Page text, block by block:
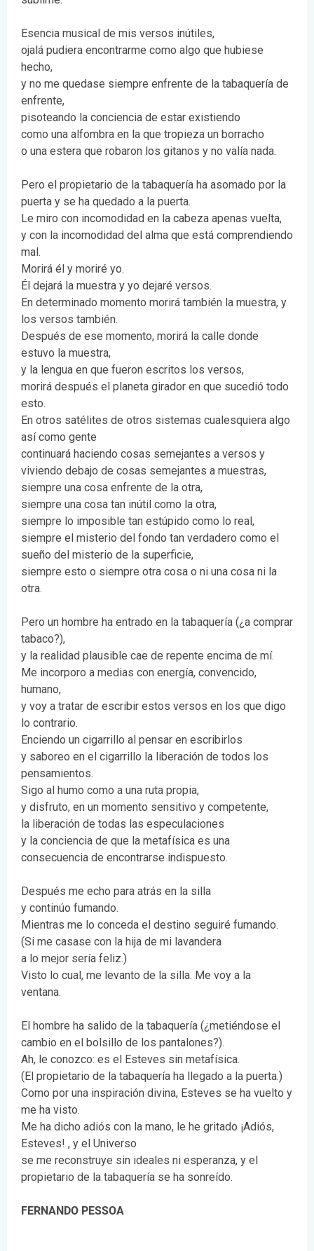
Esencia musical de mis versos inútiles,
ojalá pudiera encontrarme como algo que hubiese
hecho,
y no me quedase siempre enfrente de la tabaquería de
enfrente,
pisoteando la conciencia de estar existiendo
como una alfombra en la que tropieza un borracho
o una estera que robaron los gitanos y no valía nada.
Pero el propietario de la tabaquería ha asomado por la
puerta y se ha quedado a la puerta.
Le miro con incomodidad en la cabeza apenas vuelta,
y con la incomodidad del alma que está comprendiendo
mal.
Morirá él y moriré yo.
Él dejará la muestra y yo dejaré versos.
En determinado momento morirá también la muestra, y
los versos también.
Después de ese momento, morirá la calle donde
estuvo la muestra,
y la lengua en que fueron escritos los versos,
morirá después el planeta girador en que sucedió todo
esto.
En otros satélites de otros sistemas cualesquiera algo
así como gente
continuará haciendo cosas semejantes a versos y
viviendo debajo de cosas semejantes a muestras,
siempre una cosa enfrente de la otra,
siempre una cosa tan inútil como la otra,
siempre lo imposible tan estúpido como lo real,
siempre el misterio del fondo tan verdadero como el
sueño del misterio de la superficie,
siempre esto o siempre otra cosa o ni una cosa ni la
otra.
Pero un hombre ha entrado en la tabaquería (¿a comprar
tabaco?),
y la realidad plausible cae de repente encima de mí.
Me incorporo a medias con energía, convencido,
humano,
y voy a tratar de escribir estos versos en los que digo
lo contrario.
Enciendo un cigarrillo al pensar en escribirlos
y saboreo en el cigarrillo la liberación de todos los
pensamientos.
Sigo al humo como a una ruta propia,
y disfruto, en un momento sensitivo y competente,
la liberación de todas las especulaciones
y la conciencia de que la metafísica es una
consecuencia de encontrarse indispuesto.
Después me echo para atrás en la silla
y continúo fumando.
Mientras me lo conceda el destino seguiré fumando.
(Si me casase con la hija de mi lavandera
a lo mejor sería feliz.)
Visto lo cual, me levanto de la silla. Me voy a la
ventana.
El hombre ha salido de la tabaquería (¿metiéndose el
cambio en el bolsillo de los pantalones?).
Ah, le conozco: es el Esteves sin metafísica.
(El propietario de la tabaquería ha llegado a la puerta.)
Como por una inspiración divina, Esteves se ha vuelto y
me ha visto.
Me ha dicho adiós con la mano, le he gritado ¡Adiós,
Esteves! , y el Universo
se me reconstruye sin ideales ni esperanza, y el
propietario de la tabaquería se ha sonreído.
FERNANDO PESSOA